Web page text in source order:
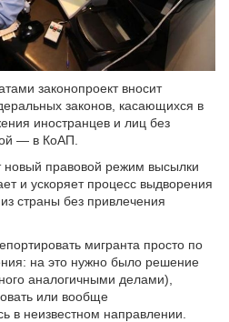
законопроект вносит
законов, касающихся в
иностранцев и лиц без
— в КоАП.
новый правовой режим высылки
и ускоряет процесс выдворения
страны без привлечения
мигранта просто по
на это нужно было решение
аналогичными делами),
или вообще
в неизвестном направлении.